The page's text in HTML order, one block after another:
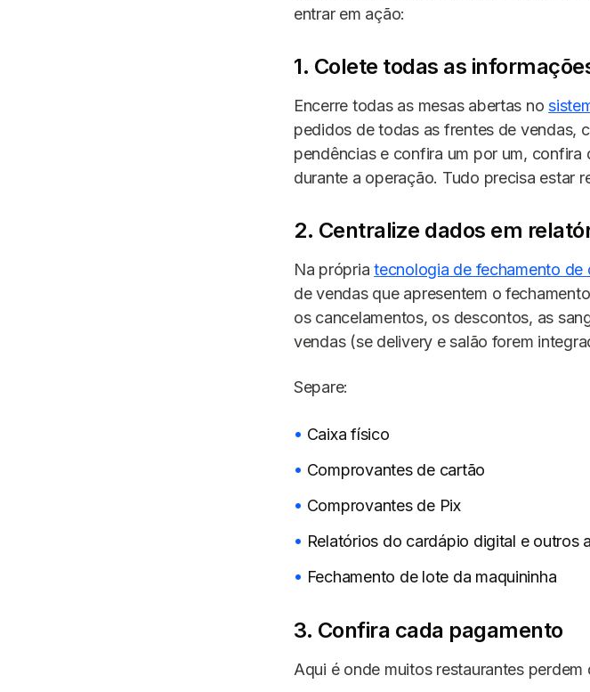
entrar em ação:
1. Colete todas as
Encerre todas as mesas abertas no
pedidos de todas as frentes de vendas,
pendências e confira um por um,
durante a operação. Tudo precisa estar
2. Centralize dados em
Na própriatecnologia de fechamento de
de vendas que apresentem o
os cancelamentos, os descontos, as
vendas (se delivery e salão forem
Separe:
Caixa físico
Comprovantes de cartão
Comprovantes de Pix
Relatórios do cardápio digital e outros
Fechamento de lote da maquininha
3. Confira cada pagamento
Aqui é onde muitos restaurantes